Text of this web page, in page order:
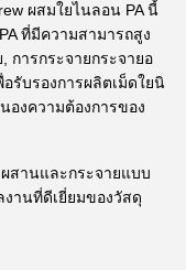
ผสมใยไนลอน PA นี้
ที่มีความสามารถสูง
ารกระจายกระจายอ
รับรองการผลิตเม็ดใยนิ
งความต้องการของ
สานและกระจายแบบ
งานที่ดีเยี่ยมของวัสดุ